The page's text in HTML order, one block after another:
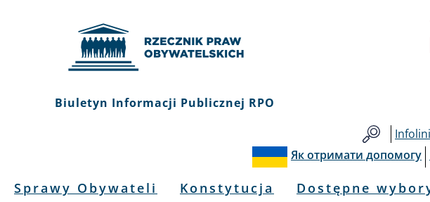
Biuletyn Informacji Publicznej RPO
Як отримати допомогу
Sprawy Obywateli Konstytucja Dostępne